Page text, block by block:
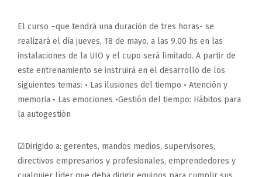
El curso –que tendrá una duración de tres horas- se
realizará el día jueves, 18 de mayo, a las 9.00 hs en las
instalaciones de la UIO y el cupo será limitado. A partir de
este entrenamiento se instruirá en el desarrollo de los
siguientes temas: • Las ilusiones del tiempo • Atención y
memoria • Las emociones •Gestión del tiempo: Hábitos para
la autogestión
☑Dirigido a: gerentes, mandos medios, supervisores,
directivos empresarios y profesionales, emprendedores y